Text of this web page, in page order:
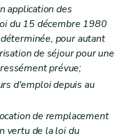
application des
du 15 décembre 1980
pour autant
de séjour pour une
prévue;
d'emploi depuis au
de remplacement
vertu de la loi du